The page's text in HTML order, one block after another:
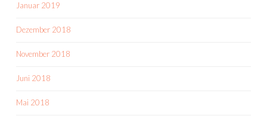
Januar 2019
Dezember 2018
November 2018
Juni 2018
Mai 2018